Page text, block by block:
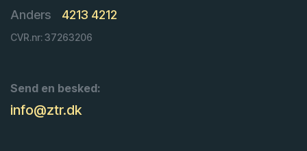
Anders
4213 4212
CVR.nr: 37263206
Send en besked:
info@ztr.dk